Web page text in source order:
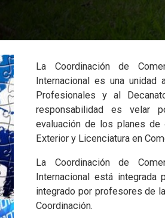
La Coordinación de
Internacional es una unidad
Profesionales y al
responsabilidad es velar
evaluación de los planes
Exterior y Licenciatura en
La Coordinación de
Internacional está integrada
integrado por profesores de
Coordinación.